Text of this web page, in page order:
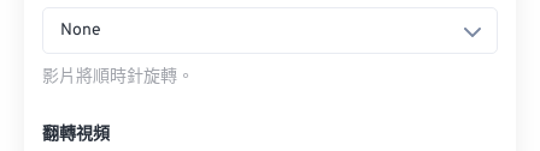
None
影片將順時針旋轉。
翻轉視頻